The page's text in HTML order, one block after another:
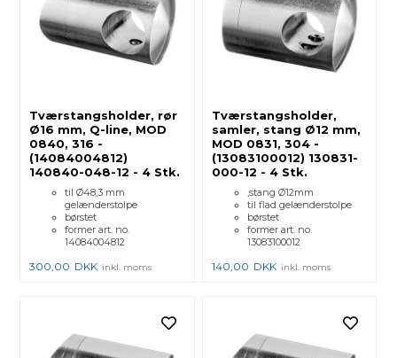
Tværstangsholder, rør
Ø16 mm, Q-line, MOD
0840, 316 -
(14084004812)
140840-048-12 - 4 Stk.
til Ø48,3 mm
gelænderstolpe
børstet
former art. no.
14084004812
300,00 DKK inkl. moms
Tværstangsholder,
samler, stang Ø12 mm,
MOD 0831, 304 -
(13083100012) 130831-
000-12 - 4 Stk.
,stang Ø12mm
til flad gelænderstolpe
børstet
former art. no.
13083100012
140,00 DKK inkl. moms